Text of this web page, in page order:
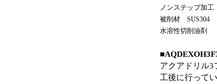
ノンステップ加工
被削材 SUS304
水溶性切削油剤
アクアドリル3
工後に行って